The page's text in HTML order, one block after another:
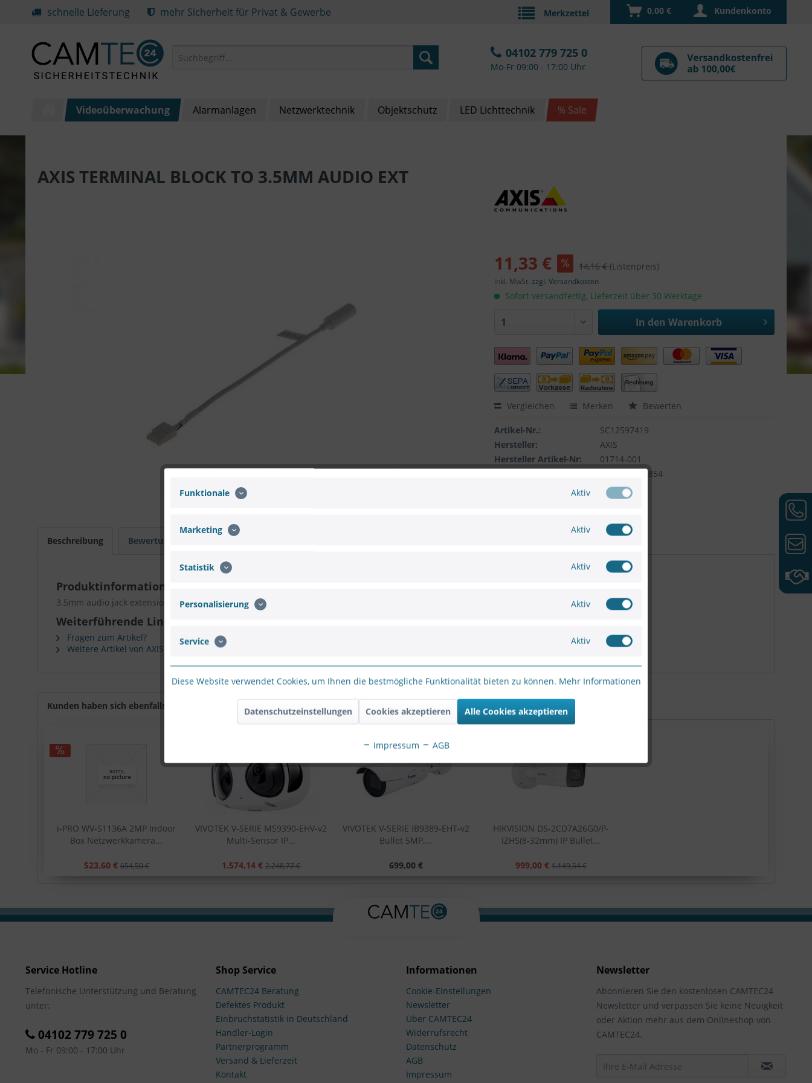
schnelle Lieferung mehr Sicherheit für Privat & Gewerbe Kundenkonto
0,00 €
04102 779 725 0
Mo-Fr 09:00 - 17:00 Uhr
Videoüberwachung Alarmanlagen Netzwerktechnik Objektschutz LED Lichttechnik % Sale
AXIS TERMINAL BLOCK TO 3.5MM AUDIO EXT
11,33 € 14,16 €(Listenpreis)
inkl. MwSt.zzgl. Versandkosten
Sofort versandfertig, Lieferzeit über 30 Werktage
In den Warenkorb
Vergleichen Merken Bewerten
Artikel-Nr.:
SC12597419
Hersteller:
AXIS
Hersteller Artikel-Nr:
01714-001
7331021066854
Beschreibung Bewertungen
Produktinformationen "AXIS TERMINAL BLOCK TO 3.5MM AUDIO EXT"
3.5mm audio jack extension for Axis Network Video products with terminal block audio connection.
Weiterführende Links zu "AXIS TERMINAL BLOCK TO 3.5MM AUDIO EXT"
Fragen zum Artikel?
Weitere Artikel von AXIS
Kunden haben sich ebenfalls angesehen
i-PRO WV-S1136A 2MP Indoor
Box Netzwerkkamera...
523,60 € 654,50 €
VIVOTEK V-SERIE MS9390-EHV-v2
Multi-Sensor IP...
1.574,14 € 2.248,77 €
VIVOTEK V-SERIE IB9389-EHT-v2
Bullet 5MP,...
699,00 €
HIKVISION DS-2CD7A26G0/P-
IZHS(8-32mm) IP Bullet...
999,00 € 1.149,54 €
Service Hotline
Telefonische Unterstützung und Beratung
unter:
04102 779 725 0
Mo - Fr 09:00 - 17:00 Uhr
Shop Service
CAMTEC24 Beratung
Defektes Produkt
Einbruchstatistik in Deutschland
Händler-Login
Partnerprogramm
Versand & Lieferzeit
Kontakt
Informationen
Cookie-Einstellungen
Newsletter
Über CAMTEC24
Widerrufsrecht
Datenschutz
AGB
Impressum
Newsletter
Abonnieren Sie den kostenlosen CAMTEC24
Newsletter und verpassen Sie keine Neuigkeit
oder Aktion mehr aus dem Onlineshop von
CAMTEC24.
Funktionale Aktiv
Marketing Aktiv
Statistik Aktiv
Personalisierung Aktiv
Service Aktiv
Diese Website verwendet Cookies, um Ihnen die bestmögliche Funktionalität bieten zu können. Mehr Informationen
Datenschutzeinstellungen Cookies akzeptieren Alle Cookies akzeptieren
Impressum AGB